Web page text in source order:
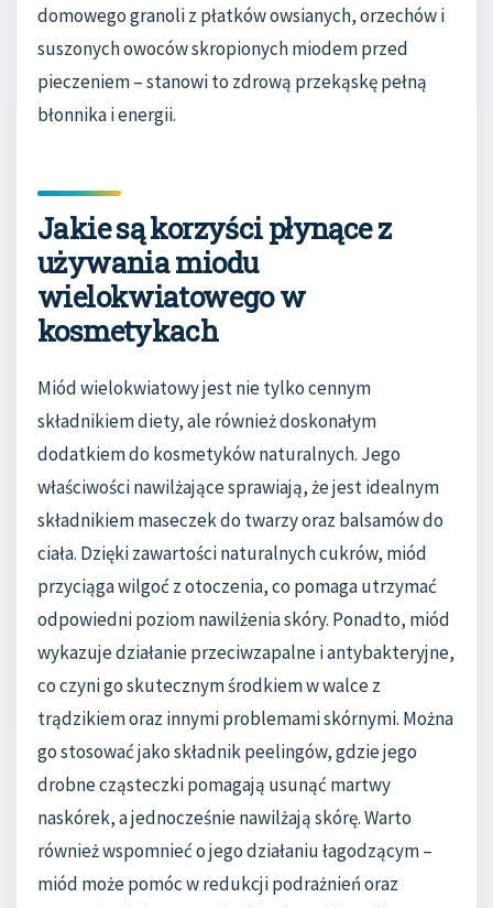
domowego granoli z płatków owsianych, orzechów i
suszonych owoców skropionych miodem przed
pieczeniem – stanowi to zdrową przekąskę pełną
błonnika i energii.
Jakie są korzyści płynące z
używania miodu
wielokwiatowego w
kosmetykach
Miód wielokwiatowy jest nie tylko cennym
składnikiem diety, ale również doskonałym
dodatkiem do kosmetyków naturalnych. Jego
właściwości nawilżające sprawiają, że jest idealnym
składnikiem maseczek do twarzy oraz balsamów do
ciała. Dzięki zawartości naturalnych cukrów, miód
przyciąga wilgoć z otoczenia, co pomaga utrzymać
odpowiedni poziom nawilżenia skóry. Ponadto, miód
wykazuje działanie przeciwzapalne i antybakteryjne,
co czyni go skutecznym środkiem w walce z
trądzikiem oraz innymi problemami skórnymi. Można
go stosować jako składnik peelingów, gdzie jego
drobne cząsteczki pomagają usunąć martwy
naskórek, a jednocześnie nawilżają skórę. Warto
również wspomnieć o jego działaniu łagodzącym –
miód może pomóc w redukcji podrażnień oraz